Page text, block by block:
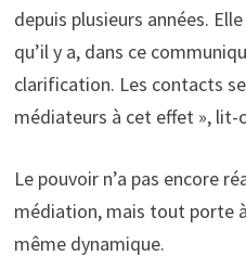
depuis plusieurs années.
qu’il y a, dans ce
clarification. Les contacts
médiateurs à cet effet », lit-
Le pouvoir n’a pas encore
médiation, mais tout porte
même dynamique.